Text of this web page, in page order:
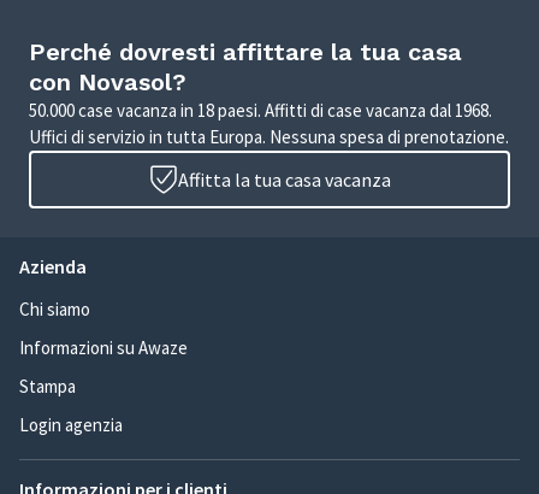
Perché dovresti affittare la tua casa
con Novasol?
50.000 case vacanza in 18 paesi. Affitti di case vacanza dal 1968.
Uffici di servizio in tutta Europa. Nessuna spesa di prenotazione.
Affitta la tua casa vacanza
Azienda
Chi siamo
Informazioni su Awaze
Stampa
Login agenzia